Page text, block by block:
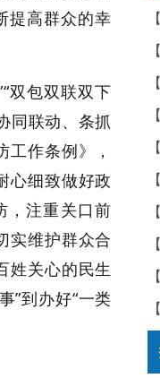
提高群众的幸
双包双联双下
同联动、条抓
作条例》，
心细致做好政
，注重关口前
实维护群众合
姓关心的民生
”到办好“一类